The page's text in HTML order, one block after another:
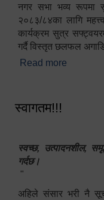
नगर सभा भव्य रूपमा
२०८३/८४का लागि
कार्यक्रम सुत्र
गर्दै विस्तृत छलफल
Read more
स्वागतम!!!
स्वच्छ, उत्पादनशील,
गर्दछ।
"
अहिले संसार भरी नै